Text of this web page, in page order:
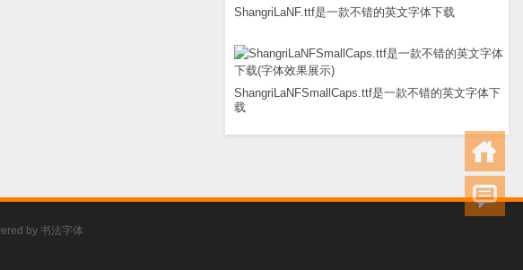
ShangriLaNF.ttf是一款不错的英文字体下载
ShangriLaNFSmallCaps.ttf是一款不错的英文字体下
载
by 书法字体